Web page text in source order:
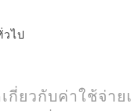
ไป
เกี่ยวกับค่าใช้จ่